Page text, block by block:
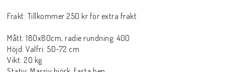
Frakt: Tillkommer 250 kr för extra frakt
Mått: 180x80cm, radie rundning: 400
Höjd: Valfri: 50-72 cm
Vikt: 20 kg